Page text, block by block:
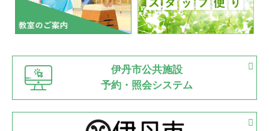
2022.07.03
市内総合体育大会が開始
緑ケ丘体育館 猪名川運動広場
古池運動広場
2022.06.12
県知事杯争奪バレーボール大会が開催
緑ケ丘体育館
2022.05.05
体育協会長杯 バドミントン競技の部
伊丹市公共施設
予約・照会システム